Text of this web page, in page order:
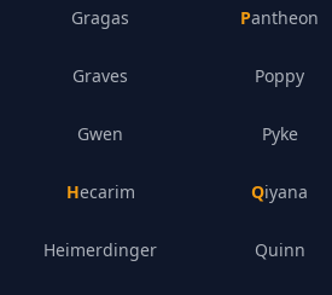
Gragas
Graves
Gwen
Hecarim
Heimerdinger
Pantheon
Poppy
Pyke
Qiyana
Quinn